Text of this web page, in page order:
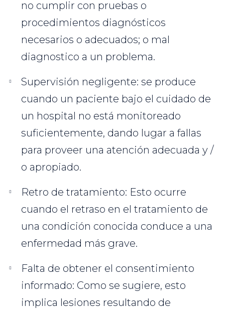
no cumplir con pruebas o
procedimientos diagnósticos
necesarios o adecuados; o mal
diagnostico a un problema.
Supervisión negligente: se produce
cuando un paciente bajo el cuidado de
un hospital no está monitoreado
suficientemente, dando lugar a fallas
para proveer una atención adecuada y /
o apropiado.
Retro de tratamiento: Esto ocurre
cuando el retraso en el tratamiento de
una condición conocida conduce a una
enfermedad más grave.
Falta de obtener el consentimiento
informado: Como se sugiere, esto
implica lesiones resultando de